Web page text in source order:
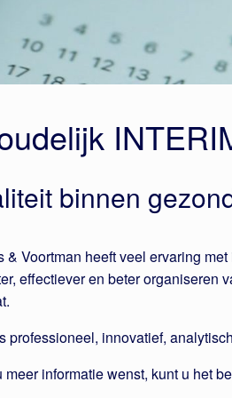
binnen
& Voortman heeft veel ervaring
effectiever en beter organiseren
professioneel, innovatief,
meer informatie wenst, kunt u het